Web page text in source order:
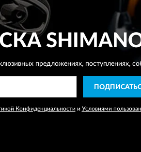
предложениях,поступлениях,
Конфиденциальности и Условиями